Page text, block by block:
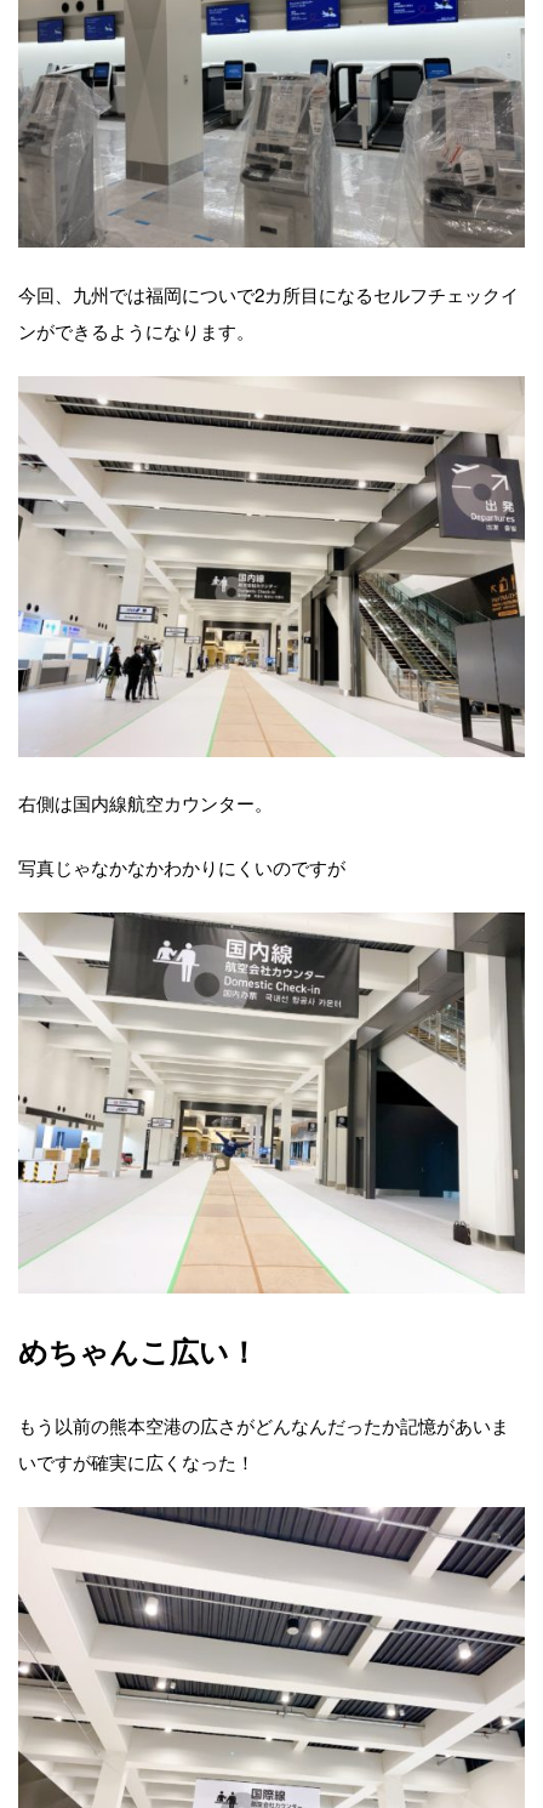
今回、九州では福岡についで2カ所目になるセルフチェックイ
ンができるようになります。
右側は国内線航空カウンター。
写真じゃなかなかわかりにくいのですが
めちゃんこ広い！
もう以前の熊本空港の広さがどんなんだったか記憶があいま
いですが確実に広くなった！